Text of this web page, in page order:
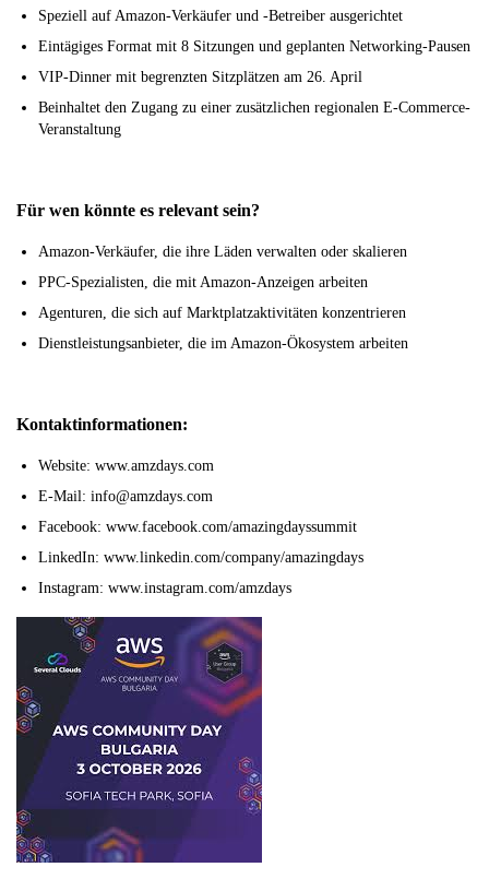
Speziell auf Amazon-Verkäufer und -Betreiber ausgerichtet
Eintägiges Format mit 8 Sitzungen und geplanten Networking-Pausen
VIP-Dinner mit begrenzten Sitzplätzen am 26. April
Beinhaltet den Zugang zu einer zusätzlichen regionalen E-Commerce-
Veranstaltung
Für wen könnte es relevant sein?
Amazon-Verkäufer, die ihre Läden verwalten oder skalieren
PPC-Spezialisten, die mit Amazon-Anzeigen arbeiten
Agenturen, die sich auf Marktplatzaktivitäten konzentrieren
Dienstleistungsanbieter, die im Amazon-Ökosystem arbeiten
Kontaktinformationen:
Website: www.amzdays.com
E-Mail: info@amzdays.com
Facebook: www.facebook.com/amazingdayssummit
LinkedIn: www.linkedin.com/company/amazingdays
Instagram: www.instagram.com/amzdays